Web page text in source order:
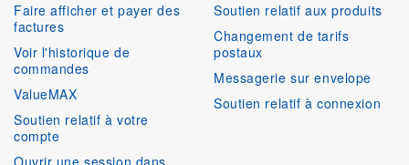
Faire afficher et payer des
factures
Voir l'historique de
commandes
ValueMAX
Soutien relatif à votre
compte
Soutien relatif aux produits
Changement de tarifs
postaux
Messagerie sur envelope
Soutien relatif à connexion